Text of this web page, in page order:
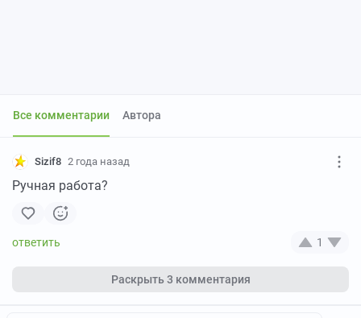
Все комментарии Автора
Sizif8 2 года назад
Ручная работа?
1
Раскрыть3 комментария